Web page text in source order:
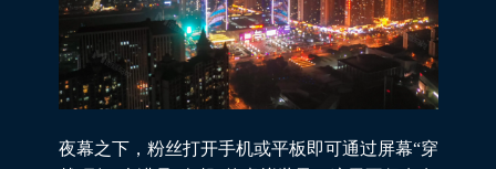
夜幕之下，粉丝打开手机或平板即可通过屏幕“穿